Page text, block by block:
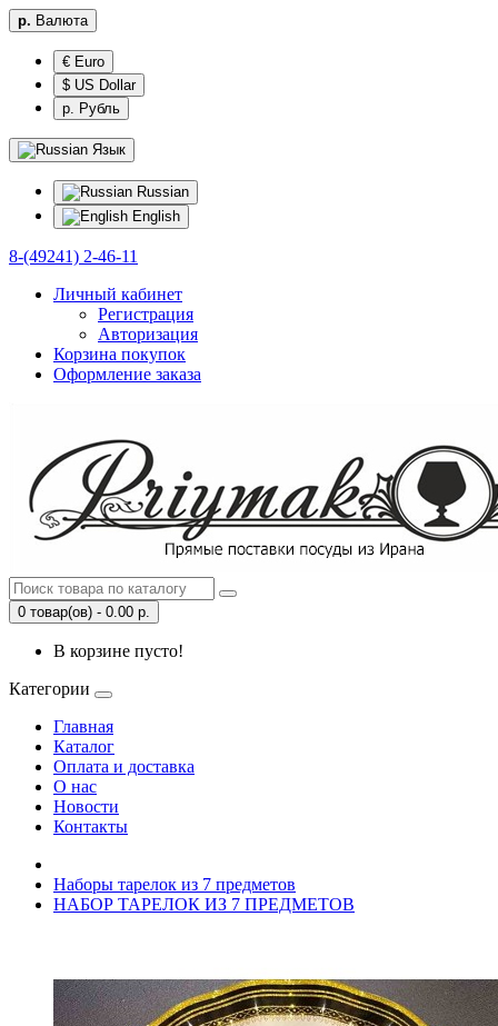
р. Валюта
€ Euro
$ US Dollar
р. Рубль
Язык
Russian
English
8-(49241) 2-46-11
Личный кабинет
Регистрация
Авторизация
Корзина покупок
Оформление заказа
0 товар(ов) - 0.00 р.
В корзине пусто!
Категории
Главная
Каталог
Оплата и доставка
О нас
Новости
Контакты
Наборы тарелок из 7 предметов
НАБОР ТАРЕЛОК ИЗ 7 ПРЕДМЕТОВ